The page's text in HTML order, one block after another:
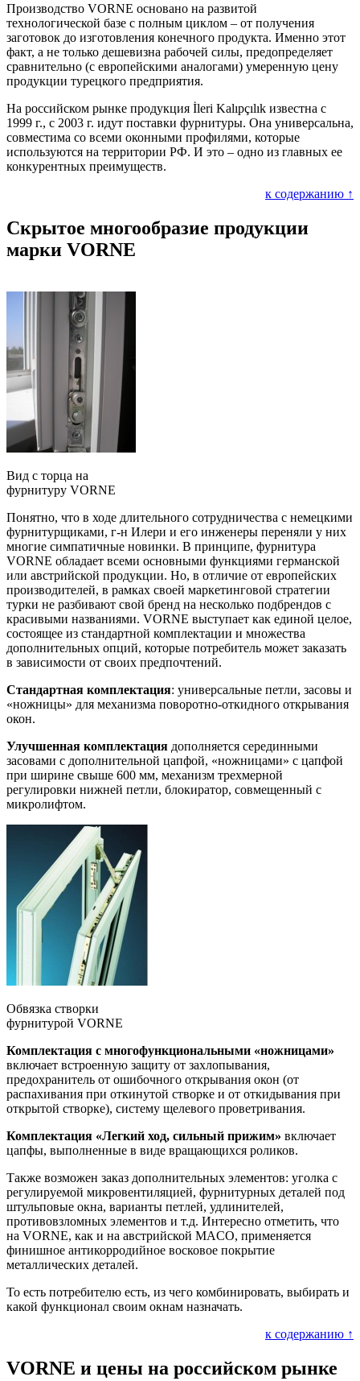
Производство VORNE основано на развитой
технологической базе с полным циклом – от получения
заготовок до изготовления конечного продукта. Именно этот
факт, а не только дешевизна рабочей силы, предопределяет
сравнительно (с европейскими аналогами) умеренную цену
продукции турецкого предприятия.
На российском рынке продукция İleri Kalıpçılık известна с
1999 г., с 2003 г. идут поставки фурнитуры. Она универсальна,
совместима со всеми оконными профилями, которые
используются на территории РФ. И это – одно из главных ее
конкурентных преимуществ.
к содержанию ↑
Скрытое многообразие продукции
марки VORNE
Вид с торца на
фурнитуру VORNE
Понятно, что в ходе длительного сотрудничества с немецкими
фурнитурщиками, г-н Илери и его инженеры переняли у них
многие симпатичные новинки. В принципе, фурнитура
VORNE обладает всеми основными функциями германской
или австрийской продукции. Но, в отличие от европейских
производителей, в рамках своей маркетинговой стратегии
турки не разбивают свой бренд на несколько подбрендов с
красивыми названиями. VORNE выступает как единой целое,
состоящее из стандартной комплектации и множества
дополнительных опций, которые потребитель может заказать
в зависимости от своих предпочтений.
Стандартная комплектация: универсальные петли, засовы и
«ножницы» для механизма поворотно-откидного открывания
окон.
Улучшенная комплектация дополняется серединными
засовами с дополнительной цапфой, «ножницами» с цапфой
при ширине свыше 600 мм, механизм трехмерной
регулировки нижней петли, блокиратор, совмещенный с
микролифтом.
Обвязка створки
фурнитурой VORNE
Комплектация с многофункциональными «ножницами»
включает встроенную защиту от захлопывания,
предохранитель от ошибочного открывания окон (от
распахивания при откинутой створке и от откидывания при
открытой створке), систему щелевого проветривания.
Комплектация «Легкий ход, сильный прижим» включает
цапфы, выполненные в виде вращающихся роликов.
Также возможен заказ дополнительных элементов: уголка с
регулируемой микровентиляцией, фурнитурных деталей под
штульповые окна, варианты петлей, удлинителей,
противовзломных элементов и т.д. Интересно отметить, что
на VORNE, как и на австрийской MACO, применяется
финишное антикорродийное восковое покрытие
металлических деталей.
То есть потребителю есть, из чего комбинировать, выбирать и
какой функционал своим окнам назначать.
к содержанию ↑
VORNE и цены на российском рынке